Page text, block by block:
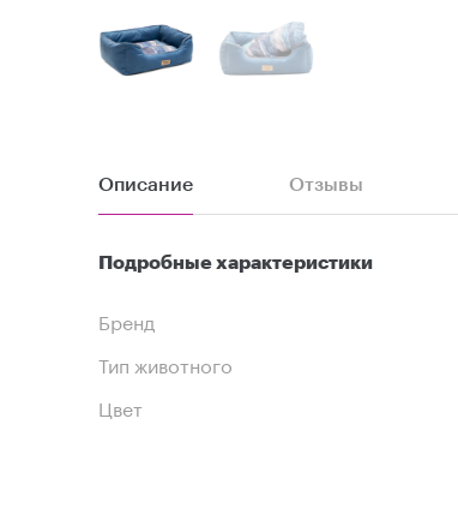
Описание Отзывы
Подробные характеристики
Бренд
Тип животного
Цвет